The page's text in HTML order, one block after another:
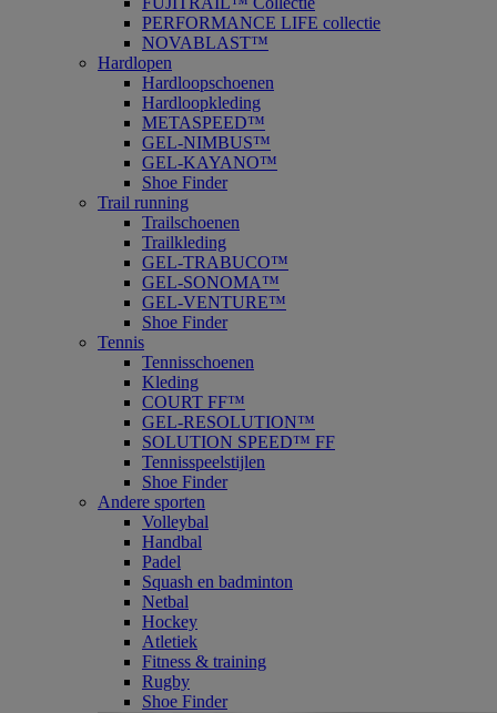
PERFORMANCE LIFE collectie
NOVABLAST™
Hardlopen
Hardloopschoenen
Hardloopkleding
METASPEED™
GEL-NIMBUS™
GEL-KAYANO™
Shoe Finder
Trail running
Trailschoenen
Trailkleding
GEL-TRABUCO™
GEL-SONOMA™
GEL-VENTURE™
Shoe Finder
Tennis
Tennisschoenen
Kleding
COURT FF™
GEL-RESOLUTION™
SOLUTION SPEED™ FF
Tennisspeelstijlen
Shoe Finder
Andere sporten
Volleybal
Handbal
Padel
Squash en badminton
Netbal
Hockey
Atletiek
Fitness & training
Rugby
Shoe Finder